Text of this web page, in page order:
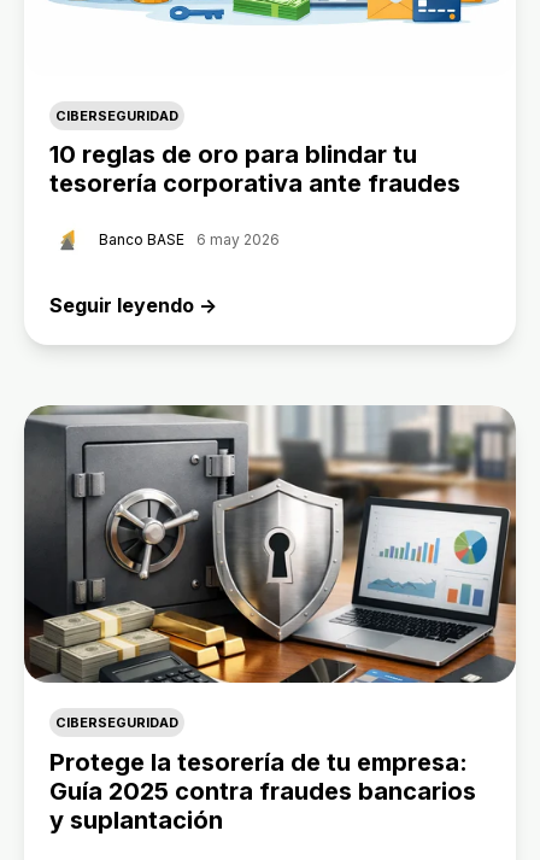
CIBERSEGURIDAD
10 reglas de oro para blindar tu
tesorería corporativa ante fraudes
Banco BASE 6 may 2026
Seguir leyendo →
CIBERSEGURIDAD
Protege la tesorería de tu empresa:
Guía 2025 contra fraudes bancarios
y suplantación